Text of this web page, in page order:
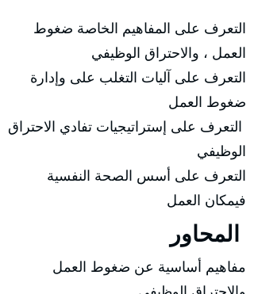
التعرف على المفاهيم الخاصة ضغوط
العمل ، والاحتراق الوظيفي
التعرف على آليات التغلب على وإدارة
ضغوط العمل
التعرف على إستراتيجيات تفادي الاحتراق
الوظيفي
التعرف على أسس الصحة النفسية
فيمكان العمل
مفاهيم أساسية عن ضغوط العمل